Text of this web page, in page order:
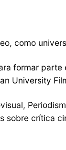
como
formar
University
sobre crítica